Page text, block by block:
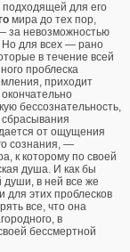
для его
мира до тех пор,
за невозможностью
Но для всех — рано
в течение всей
проблеска
приходит
окончательно
бессознательность,
от ощущения
сознания, —
к которому по своей
душа. И как бы
в ней все же
этих проблесков
все, что она
в
бессмертной